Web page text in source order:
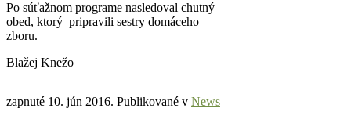
Po súťažnom programe nasledoval chutný
obed, ktorý pripravili sestry domáceho
zboru.
Blažej Knežo
zapnuté 10. jún 2016. Publikované v News